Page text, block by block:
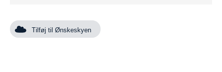
Tilføj til Ønskeskyen